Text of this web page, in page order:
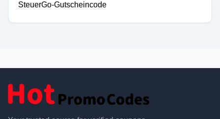
SteuerGo-Gutscheincode